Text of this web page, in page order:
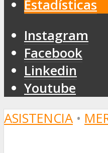
Estadísticas
Instagram
Facebook
Linkedin
Youtube
ASISTENCIA •